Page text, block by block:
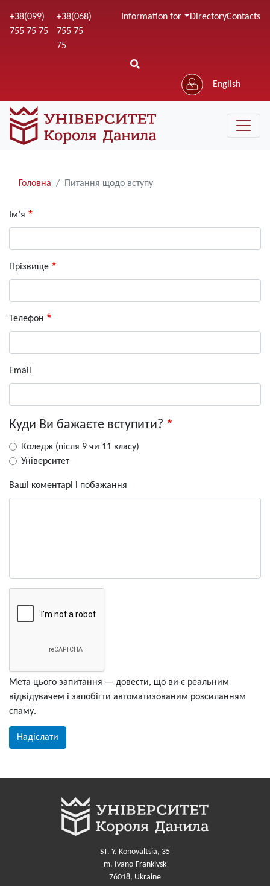
to
+38(099)
755 75 75
+38(068)
755 75
75
Information for DirectoryContacts
English
Рядки
Головна Питання щодо вступу
Ім’я
Прізвище
Телефон
Email
Куди Ви бажаєте вступити?
Коледж (після 9 чи 11 класу)
Університет
Ваші коментарі і побажання
Мета цього запитання — довести, що ви є реальним
відвідувачем і запобігти автоматизованим розсиланням
спаму.
Надіслати
ST. Y. Konovaltsia, 35
m. Ivano-Frankivsk
76018, Ukraine